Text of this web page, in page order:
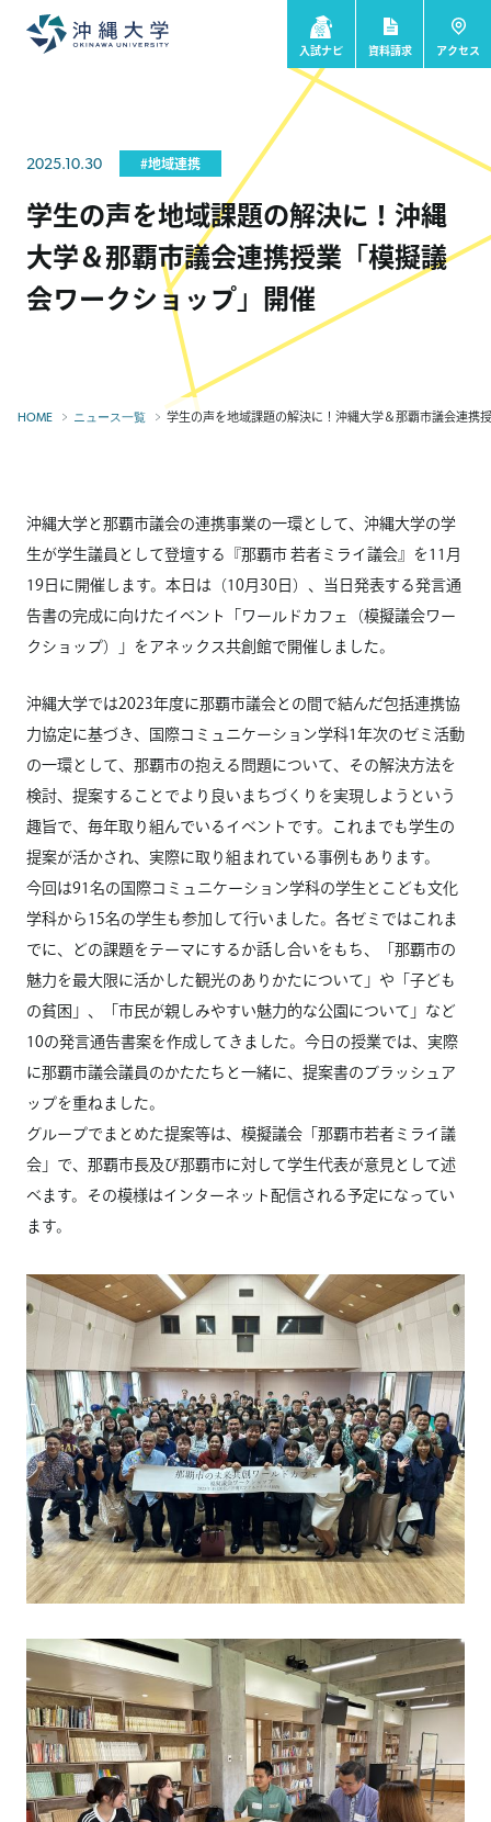
入試ナビ 資料請求 アクセス
2025.10.30 #地域連携
学生の声を地域課題の解決に！沖縄
大学＆那覇市議会連携授業「模擬議
会ワークショップ」開催
HOME ニュース一覧 学生の声を地域課題の解決に！沖縄大学＆那覇市議会連携
沖縄大学と那覇市議会の連携事業の一環として、沖縄大学の学
生が学生議員として登壇する『那覇市 若者ミライ議会』を11月
19日に開催します。本日は（10月30日）、当日発表する発言通
告書の完成に向けたイベント「ワールドカフェ（模擬議会ワー
クショップ）」をアネックス共創館で開催しました。
沖縄大学では2023年度に那覇市議会との間で結んだ包括連携協
力協定に基づき、国際コミュニケーション学科1年次のゼミ活動
の一環として、那覇市の抱える問題について、その解決方法を
検討、提案することでより良いまちづくりを実現しようという
趣旨で、毎年取り組んでいるイベントです。これまでも学生の
提案が活かされ、実際に取り組まれている事例もあります。
今回は91名の国際コミュニケーション学科の学生とこども文化
学科から15名の学生も参加して行いました。各ゼミではこれま
でに、どの課題をテーマにするか話し合いをもち、「那覇市の
魅力を最大限に活かした観光のありかたについて」や「子ども
の貧困」、「市民が親しみやすい魅力的な公園について」など
10の発言通告書案を作成してきました。今日の授業では、実際
に那覇市議会議員のかたたちと一緒に、提案書のブラッシュア
ップを重ねました。
グループでまとめた提案等は、模擬議会「那覇市若者ミライ議
会」で、那覇市長及び那覇市に対して学生代表が意見として述
べます。その模様はインターネット配信される予定になってい
ます。